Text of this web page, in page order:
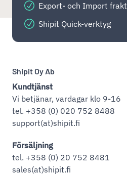
Export- och Import frakt
Shipit Quick-verktyg
Shipit Oy Ab
Kundtjänst
Vi betjänar, vardagar klo 9-16
tel. +358 (0) 020 752 8488
support(at)shipit.fi
Försäljning
tel. +358 (0) 20 752 8481
sales(at)shipit.fi